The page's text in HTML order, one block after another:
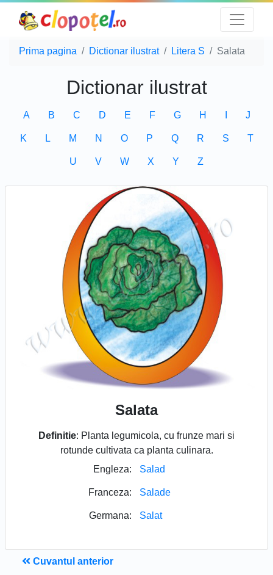
Prima pagina Dictionar ilustrat Litera S Salata
Dictionar ilustrat
A B C D E F G H J
K L M N O P Q R S T
U V W X Y Z
Salata
Definitie: Planta legumicola, cu frunze mari si
rotunde cultivata ca planta culinara.
Engleza:
Salad
Franceza: Salade
Germana: Salat
Cuvantul anterior